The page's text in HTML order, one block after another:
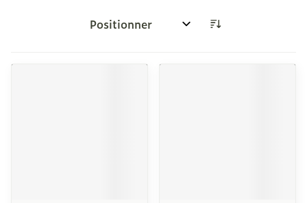
Trier par: